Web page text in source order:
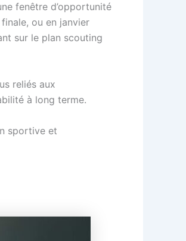
fenêtre d’opportunité
ou en janvier
sur le plan scouting
reliés aux
à long terme.
sportive et